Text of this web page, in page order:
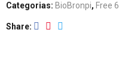
Categorias: BioBronpi, Free 6
Share